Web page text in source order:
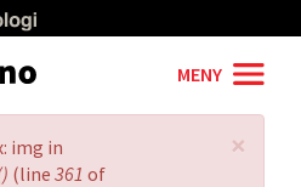
MENY
×
img in
(line 361 of